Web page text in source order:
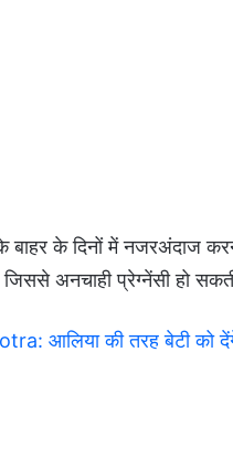
के दिनों में नजरअंदाज
अनचाही प्रेग्नेंसी हो
आलिया की तरह बेटी को